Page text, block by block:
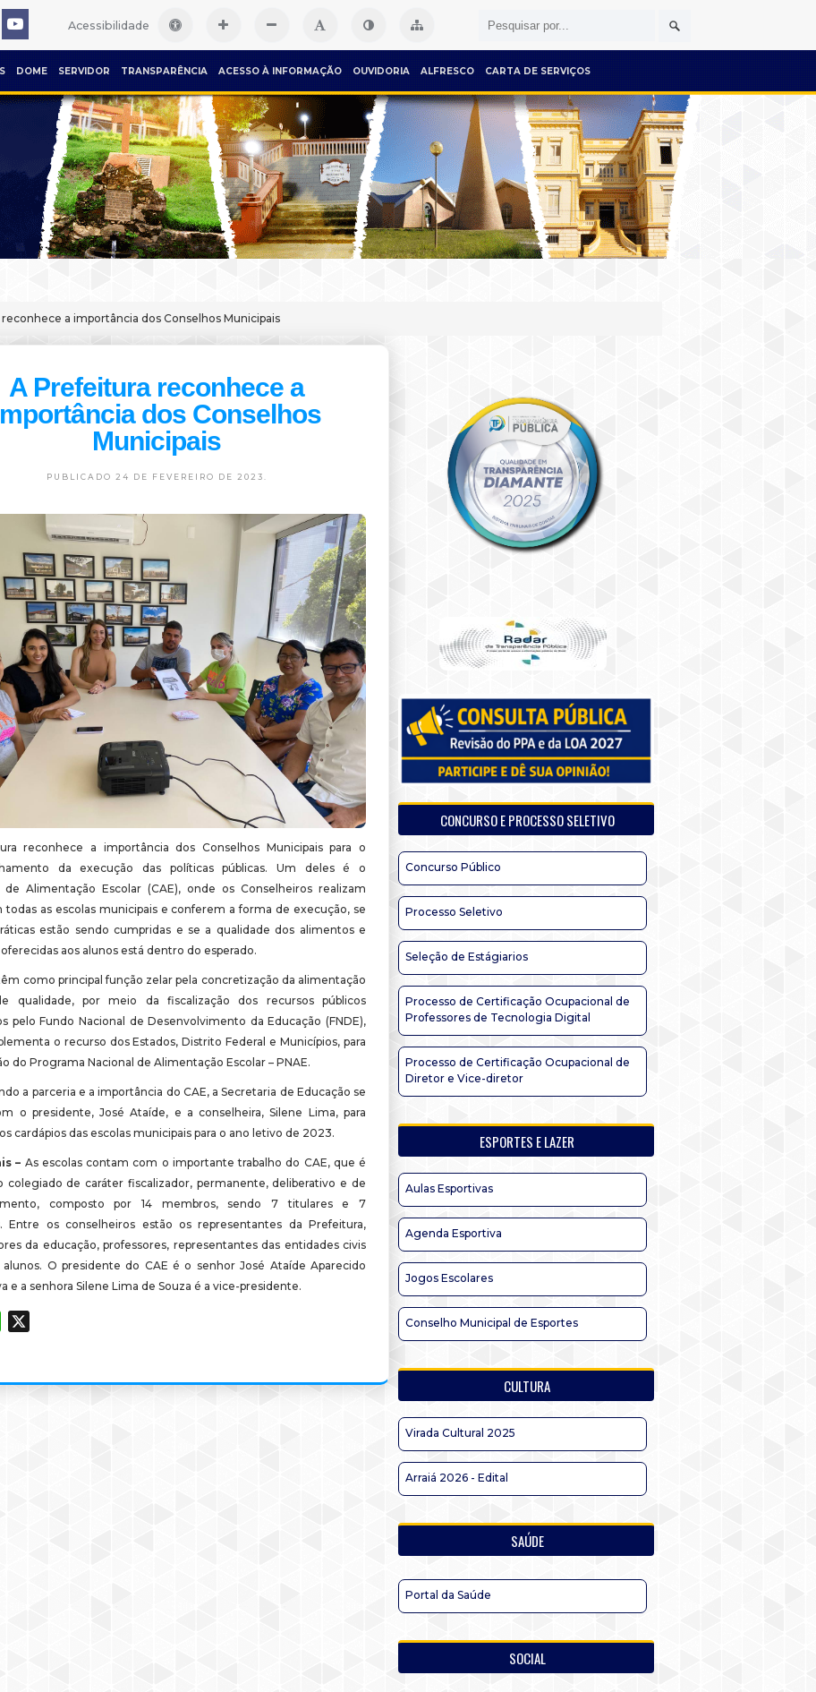
Acessibilidade
DOME SERVIDOR TRANSPARÊNCIA ACESSO À INFORMAÇÃO OUVIDORIA ALFRESCO CARTA DE SERVIÇOS
a importância dos Conselhos Municipais
A Prefeitura reconhece a
dos Conselhos
Municipais
PUBLICADO 24 DE FEVEREIRO DE 2023.
reconhece a importância dos Conselhos Municipais para o
da execução das políticas públicas. Um deles é o
de Alimentação Escolar (CAE), onde os Conselheiros realizam
todas as escolas municipais e conferem a forma de execução, se
estão sendo cumpridas e se a qualidade dos alimentos e
aos alunos está dentro do esperado.
como principal função zelar pela concretização da alimentação
qualidade, por meio da fiscalização dos recursos públicos
pelo Fundo Nacional de Desenvolvimento da Educação (FNDE),
o recurso dos Estados, Distrito Federal e Municípios, para
do Programa Nacional de Alimentação Escolar – PNAE.
a parceria e a importância do CAE, a Secretaria de Educação se
o presidente, José Ataíde, e a conselheira, Silene Lima, para
cardápios das escolas municipais para o ano letivo de 2023.
– As escolas contam com o importante trabalho do CAE, que é
colegiado de caráter fiscalizador, permanente, deliberativo e de
composto por 14 membros, sendo 7 titulares e 7
Entre os conselheiros estão os representantes da Prefeitura,
da educação, professores, representantes das entidades civis
O presidente do CAE é o senhor José Ataíde Aparecido
e a senhora Silene Lima de Souza é a vice-presidente.
WhatsApp
CONCURSO E PROCESSO SELETIVO
Concurso Público
Processo Seletivo
Seleção de Estágiarios
Processo de Certificação Ocupacional de
Professores de Tecnologia Digital
Processo de Certificação Ocupacional de
Diretor e Vice-diretor
ESPORTES E LAZER
Aulas Esportivas
Agenda Esportiva
Jogos Escolares
Conselho Municipal de Esportes
CULTURA
Virada Cultural 2025
Arraiá 2026 - Edital
SAÚDE
Portal da Saúde
SOCIAL